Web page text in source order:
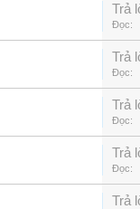
Trả
Đọc:
Trả
Đọc:
Trả
Đọc:
Trả
Đọc:
Trả